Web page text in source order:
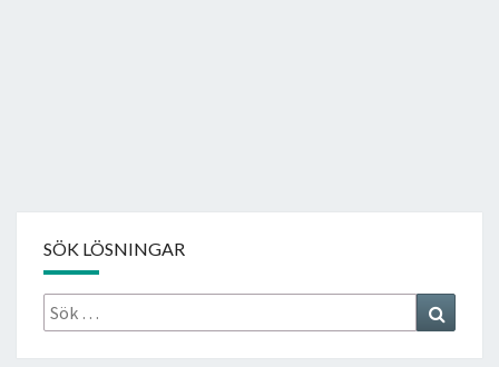
SÖK LÖSNINGAR
Sök
efter: